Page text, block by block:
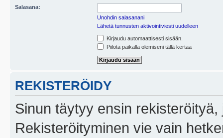
Salasana:
Unohdin salasanani
Lähetä tunnusten aktivointiviesti uudelleen
Kirjaudu automaattisesti sisään.
Piilota paikalla olemiseni tällä kertaa
REKISTERÖIDY
Sinun täytyy ensin
Rekisteröityminen vie vain